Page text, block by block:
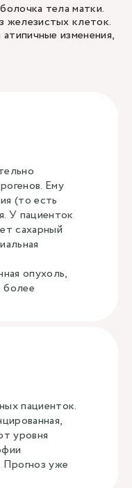
тела матки.
железистых клеток.
изменения,
Ему
(то есть
У пациенток
сахарный
опухоль,
более
пациенток.
уровня
Прогноз уже